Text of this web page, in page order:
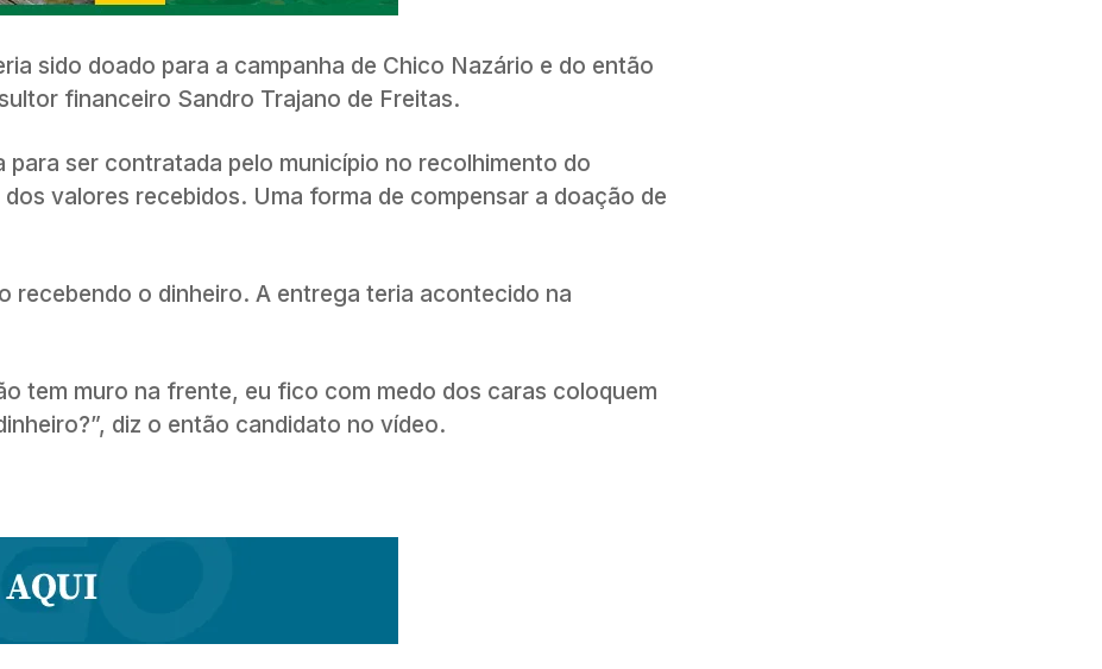
sido doado para a campanha de Chico Nazário e do então
financeiro Sandro Trajano de Freitas.
ser contratada pelo município no recolhimento do
valores recebidos. Uma forma de compensar a doação de
recebendo o dinheiro. A entrega teria acontecido na
tem muro na frente, eu fico com medo dos caras coloquem
diz o então candidato no vídeo.